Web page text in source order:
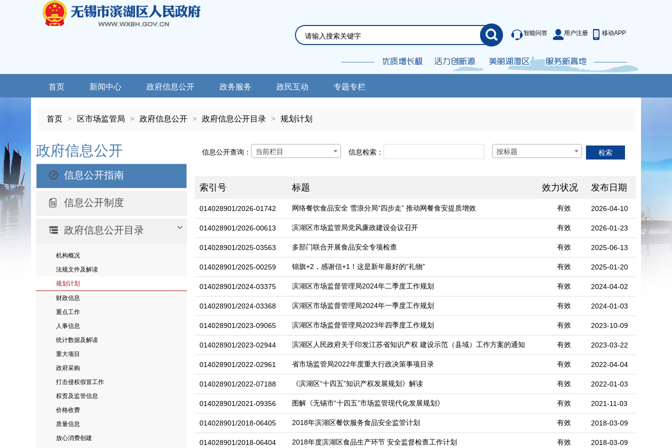
智能问答 用户注册 移动APP
首页 新闻中心 政府信息公开 政务服务 政民互动 专题专栏
首页 > 区市场监管局 > 政府信息公开 > 政府信息公开目录 > 规划计划
政府信息公开
信息公开指南
信息公开制度
政府信息公开目录
机构概况
法规文件及解读
规划计划
财政信息
重点工作
人事信息
统计数据及解读
重大项目
政府采购
打击侵权假冒工作
权责及监管信息
价格收费
质量信息
放心消费创建
信息公开查询： 当前栏目 信息检索： 按标题
索引号 标题 效力状况 发布日期
014028901/2026-01742 网络餐饮食品安全 雪浪分局“四步走” 推动网餐食安提质增效 有效 2026-04-10
014028901/2026-00613 滨湖区市场监管局党风廉政建设会议召开 有效 2026-01-23
014028901/2025-03563 多部门联合开展食品安全专项检查 有效 2025-06-13
014028901/2025-00259 锦旗+2，感谢信+1！这是新年最好的“礼物” 有效 2025-01-20
014028901/2024-03375 滨湖区市场监督管理局2024年二季度工作规划 有效 2024-04-02
014028901/2024-03368 滨湖区市场监督管理局2024年一季度工作规划 有效 2024-01-03
014028901/2023-09065 滨湖区市场监督管理局2023年四季度工作规划 有效 2023-10-09
014028901/2023-02944 滨湖区人民政府关于印发江苏省知识产权 建设示范（县域）工作方案的通知 有效 2023-03-22
014028901/2022-02961 省市场监管局2022年度重大行政决策事项目录 有效 2022-04-04
014028901/2022-07188 《滨湖区“十四五”知识产权发展规划》解读 有效 2022-01-03
014028901/2021-09356 图解《无锡市“十四五”市场监管现代化发展规划》 有效 2021-11-03
014028901/2018-06405 2018年滨湖区餐饮服务食品安全监管计划 有效 2018-03-09
014028901/2018-06404 2018年度滨湖区食品生产环节 安全监督检查工作计划 有效 2018-03-09